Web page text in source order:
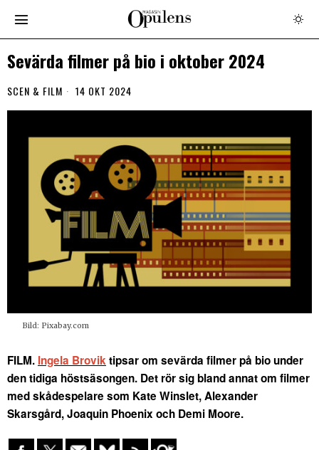
Sevärda filmer på bio i oktober 2024
SCEN & FILM 14 OKT 2024
Bild: Pixabay.com
FILM. Ingela Broviktipsar om sevärda filmer på bio under
den tidiga höstsäsongen. Det rör sig bland annat om filmer
med skådespelare som Kate Winslet, Alexander
Skarsgård, Joaquin Phoenix och Demi Moore.